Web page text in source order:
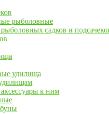
рыболовные
садков и
удилища
к ним